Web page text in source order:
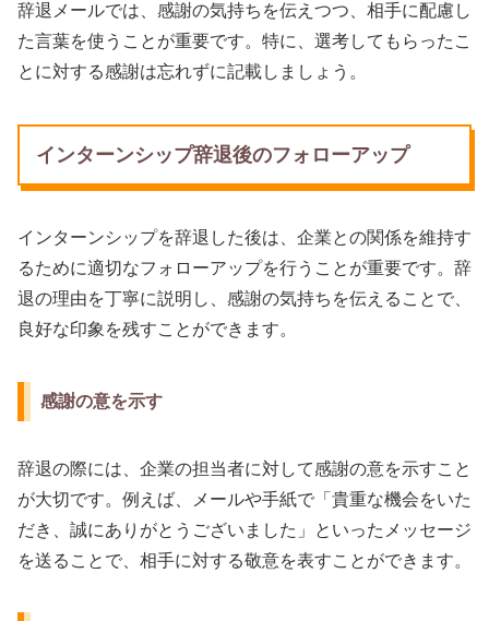
辞退メールでは、感謝の気持ちを伝えつつ、相手に配慮し
た言葉を使うことが重要です。特に、選考してもらったこ
とに対する感謝は忘れずに記載しましょう。
インターンシップ辞退後のフォローアップ
インターンシップを辞退した後は、企業との関係を維持す
るために適切なフォローアップを行うことが重要です。辞
退の理由を丁寧に説明し、感謝の気持ちを伝えることで、
良好な印象を残すことができます。
感謝の意を示す
辞退の際には、企業の担当者に対して感謝の意を示すこと
が大切です。例えば、メールや手紙で「貴重な機会をいた
だき、誠にありがとうございました」といったメッセージ
を送ることで、相手に対する敬意を表すことができます。